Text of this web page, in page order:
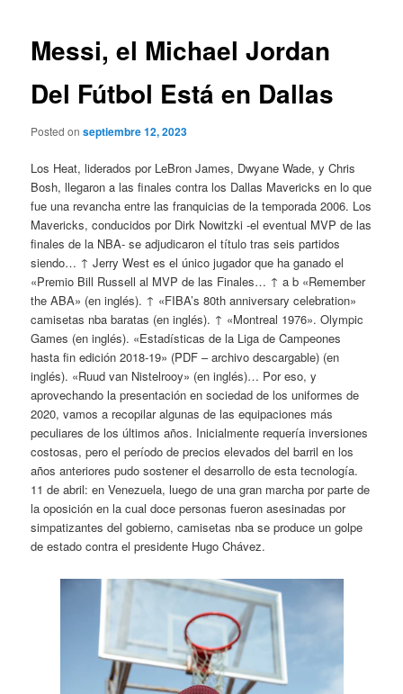
Messi, el Michael Jordan
Del Fútbol Está en Dallas
Posted onseptiembre 12, 2023
Los Heat, liderados por LeBron James, Dwyane Wade, y Chris
Bosh, llegaron a las finales contra los Dallas Mavericks en lo que
fue una revancha entre las franquicias de la temporada 2006. Los
Mavericks, conducidos por Dirk Nowitzki -el eventual MVP de las
finales de la NBA- se adjudicaron el título tras seis partidos
siendo… ↑ Jerry West es el único jugador que ha ganado el
«Premio Bill Russell al MVP de las Finales… ↑ a b «Remember
the ABA» (en inglés). ↑ «FIBA’s 80th anniversary celebration»
camisetas nba baratas (en inglés). ↑ «Montreal 1976». Olympic
Games (en inglés). «Estadísticas de la Liga de Campeones
hasta fin edición 2018-19» (PDF – archivo descargable) (en
inglés). «Ruud van Nistelrooy» (en inglés)… Por eso, y
aprovechando la presentación en sociedad de los uniformes de
2020, vamos a recopilar algunas de las equipaciones más
peculiares de los últimos años. Inicialmente requería inversiones
costosas, pero el período de precios elevados del barril en los
años anteriores pudo sostener el desarrollo de esta tecnología.
11 de abril: en Venezuela, luego de una gran marcha por parte de
la oposición en la cual doce personas fueron asesinadas por
simpatizantes del gobierno, camisetas nba se produce un golpe
de estado contra el presidente Hugo Chávez.